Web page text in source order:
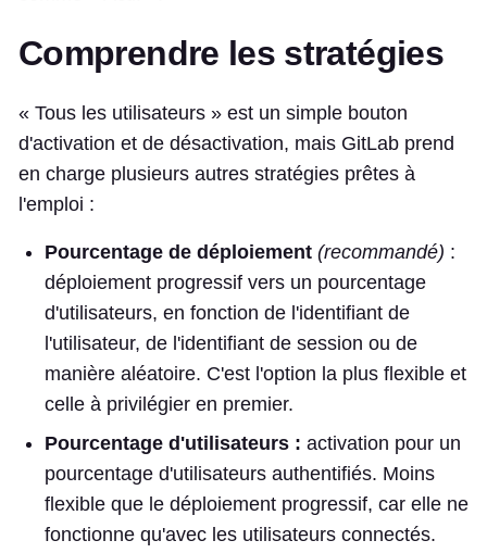
Comprendre les stratégies
« Tous les utilisateurs » est un simple bouton
d'activation et de désactivation, mais GitLab prend
en charge plusieurs autres stratégies prêtes à
l'emploi :
Pourcentage de déploiement (recommandé) :
déploiement progressif vers un pourcentage
d'utilisateurs, en fonction de l'identifiant de
l'utilisateur, de l'identifiant de session ou de
manière aléatoire. C'est l'option la plus flexible et
celle à privilégier en premier.
Pourcentage d'utilisateurs : activation pour un
pourcentage d'utilisateurs authentifiés. Moins
flexible que le déploiement progressif, car elle ne
fonctionne qu'avec les utilisateurs connectés.